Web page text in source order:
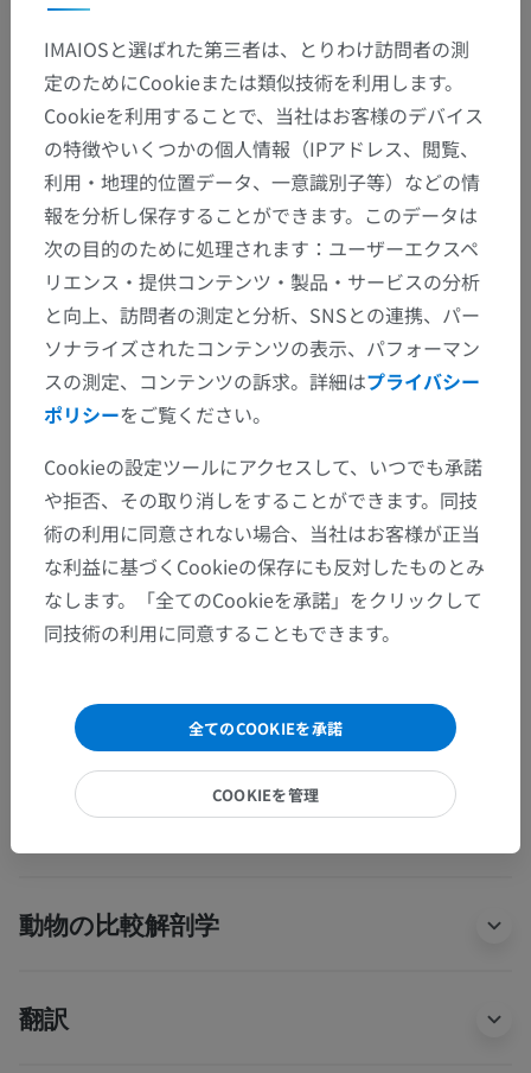
解剖学的階層
人体解剖学2
人体> 統合系> 神経系 > 中枢神経系 > 脳
脳幹 > 第四脳室蓋
下位構造：
室頂
下髄帆
第四脳室脈絡組織
第四脳室脈絡叢
灰白ヒモ
閂
人体解剖学1
人体神経解剖学
動物の比較解剖学
翻訳
IMAIOSと選ばれた第三者は、とりわけ訪問者の測
定のためにCookieまたは類似技術を利用します。
Cookieを利用することで、当社はお客様のデバイス
の特徴やいくつかの個人情報（IPアドレス、閲覧、
利用・地理的位置データ、一意識別子等）などの情
報を分析し保存することができます。このデータは
次の目的のために処理されます：ユーザーエクスペ
リエンス・提供コンテンツ・製品・サービスの分析
と向上、訪問者の測定と分析、SNSとの連携、パー
ソナライズされたコンテンツの表示、パフォーマン
スの測定、コンテンツの訴求。詳細はプライバシー
ポリシーをご覧ください。
Cookieの設定ツールにアクセスして、いつでも承諾
や拒否、その取り消しをすることができます。同技
術の利用に同意されない場合、当社はお客様が正当
な利益に基づくCookieの保存にも反対したものとみ
なします。「全てのCookieを承諾」をクリックして
同技術の利用に同意することもできます。
全てのCOOKIEを承諾
COOKIEを管理